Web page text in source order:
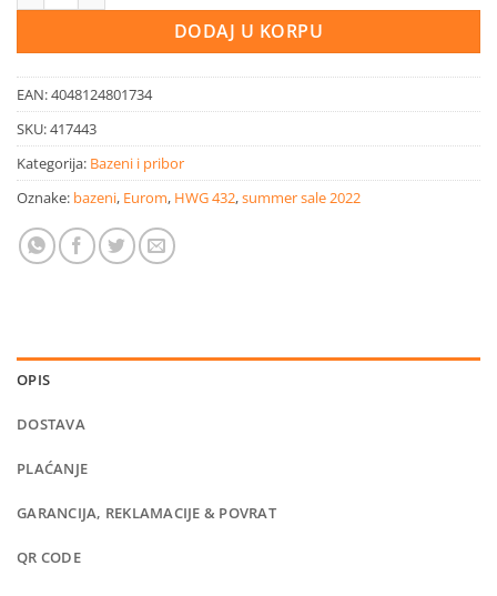
DODAJ U KORPU
EAN:4048124801734
SKU:417443
Kategorija: Bazeni i pribor
Oznake: bazeni, Eurom, HWG 432,summer sale 2022
OPIS
DOSTAVA
PLAĆANJE
GARANCIJA, REKLAMACIJE & POVRAT
QR CODE